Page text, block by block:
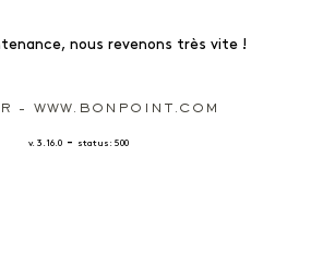
nous revenons très vite !
- WWW.BONPOINT.COM
v. 3.16.0 - status: 500